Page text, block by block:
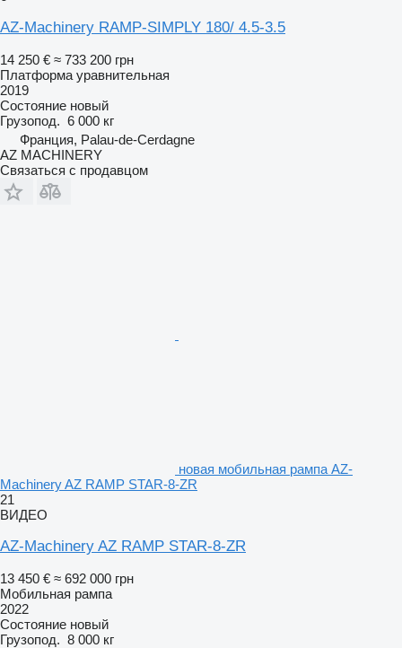
AZ-Machinery RAMP-SIMPLY 180/ 4.5-3.5
14 250 € ≈ 733 200 грн
Платформа уравнительная
2019
Состояние новый
Грузопод. 6 000 кг
Франция, Palau-de-Cerdagne
AZ MACHINERY
Связаться с продавцом
новая мобильная рампа AZ-
Machinery AZ RAMP STAR-8-ZR
21
ВИДЕО
AZ-Machinery AZ RAMP STAR-8-ZR
13 450 € ≈ 692 000 грн
Мобильная рампа
2022
Состояние новый
Грузопод. 8 000 кг